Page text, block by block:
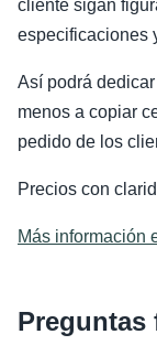
cliente sigan
especificaciones
Así podrá
menos a copiar
pedido de los
Precios con
Más información
Preguntas